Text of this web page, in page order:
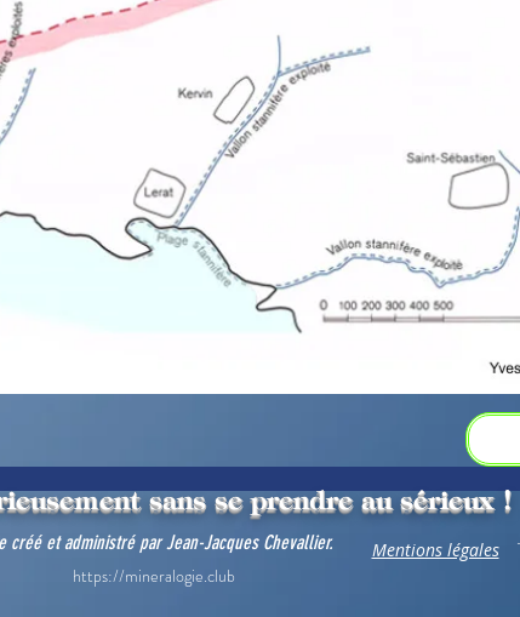
sans se prendre au sérieux !
créé et administré par Jean-Jacques Chevallier. Mentions légales
https://mineralogie.club